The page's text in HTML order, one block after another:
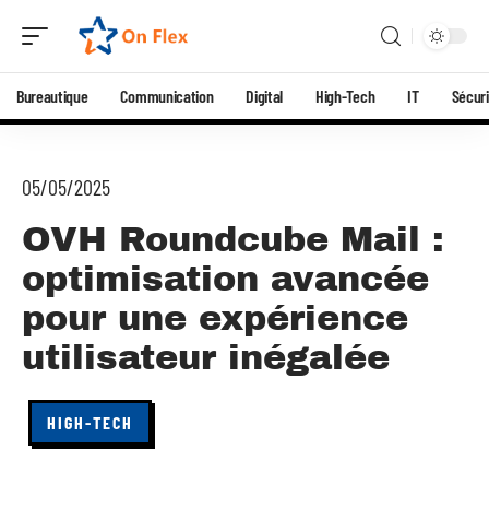
Bureautique Communication Digital High-Tech IT
05/05/2025
OVH Roundcube Mail :
optimisation avancée
pour une expérience
utilisateur inégalée
HIGH-TECH